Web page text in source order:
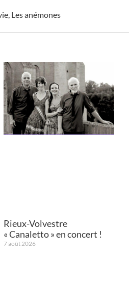
, Les anémones
Rieux-Volvestre
« Canaletto » en concert !
7 août 2026